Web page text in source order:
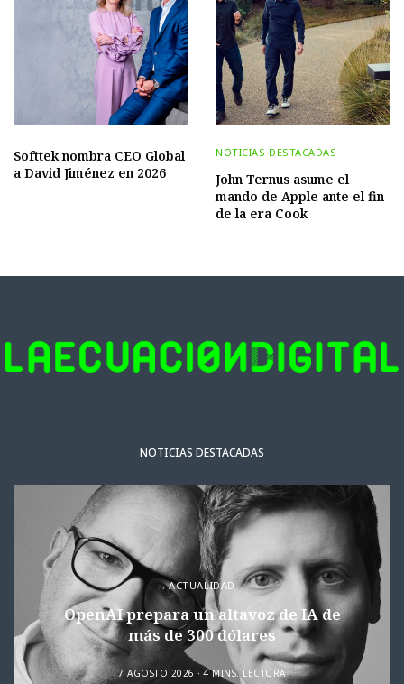
Softtek nombra CEO Global
a David Jiménez en 2026
NOTICIAS DESTACADAS
John Ternus asume el
mando de Apple ante el fin
de la era Cook
NOTICIAS DESTACADAS
ACTUALIDAD
OpenAI prepara un altavoz de IA de
más de 300 dólares
7 AGOSTO 2026 4 MINS. LECTURA